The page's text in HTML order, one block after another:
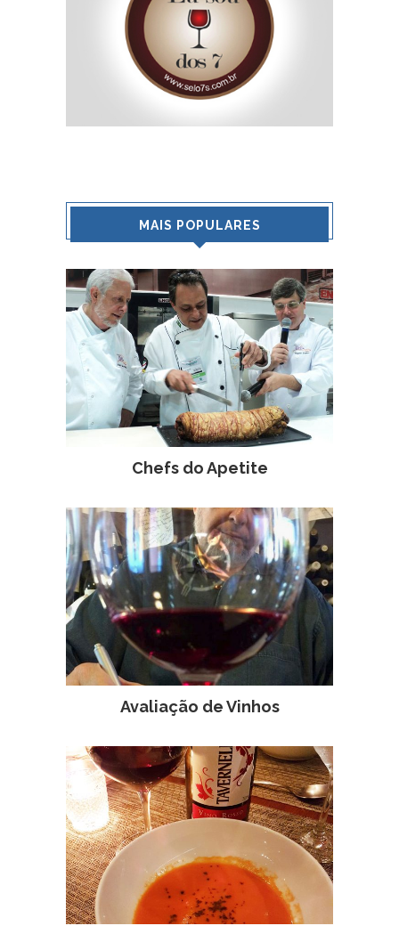
MAIS POPULARES
Chefs do Apetite
Avaliação de Vinhos